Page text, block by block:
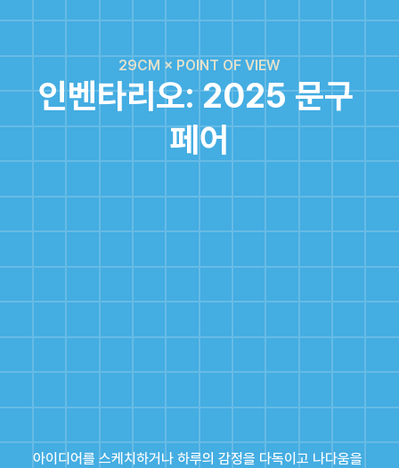
29CM × POINT OF VIEW
인벤타리오: 2025 문구
페어
아이디어를 스케치하거나 하루의 감정을 다독이고 나다움을